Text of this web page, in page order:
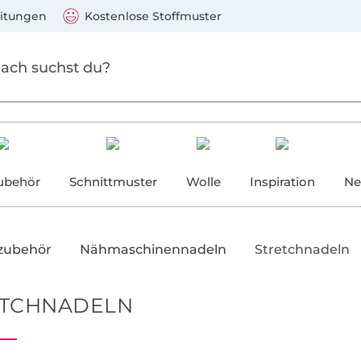
Kostenlose Stoffmuster
Schnittmuster Wolle Inspiration
Nähmaschinennadeln Stretchnadeln
Mastercard, PayPal, Giropay, Kauf auf Rechnung,